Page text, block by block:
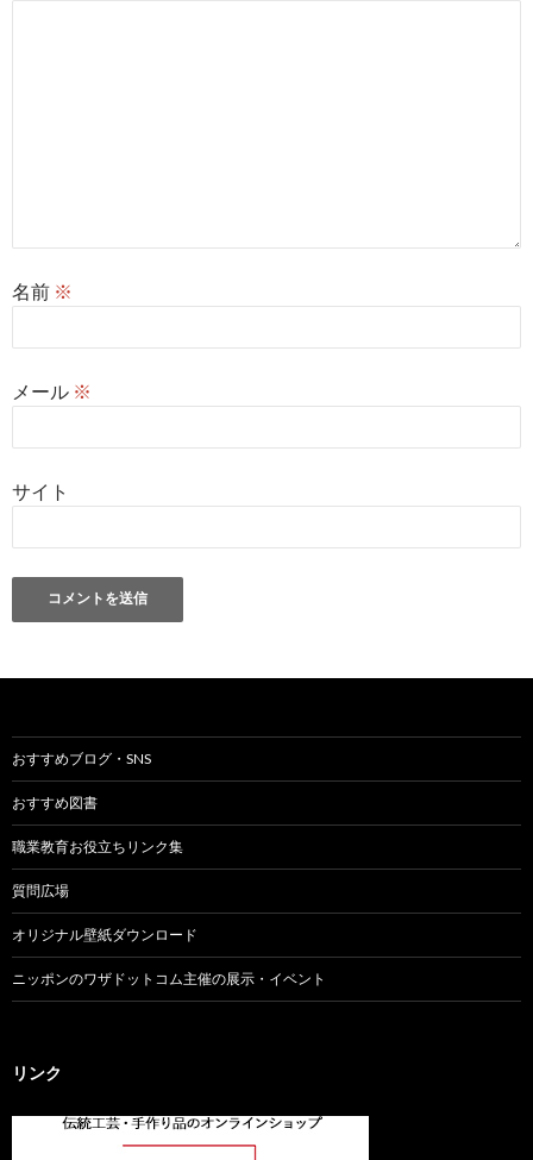
名前 ※
メール ※
サイト
おすすめブログ・SNS
おすすめ図書
職業教育お役立ちリンク集
質問広場
オリジナル壁紙ダウンロード
ニッポンのワザドットコム主催の展示・イベント
リンク